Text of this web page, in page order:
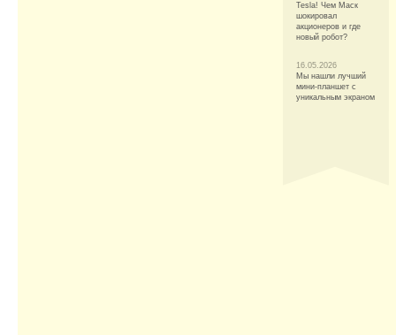
Tesla! Чем Маск
шокировал
акционеров и где
новый робот?
16.05.2026
Мы нашли лучший
мини-планшет с
уникальным экраном